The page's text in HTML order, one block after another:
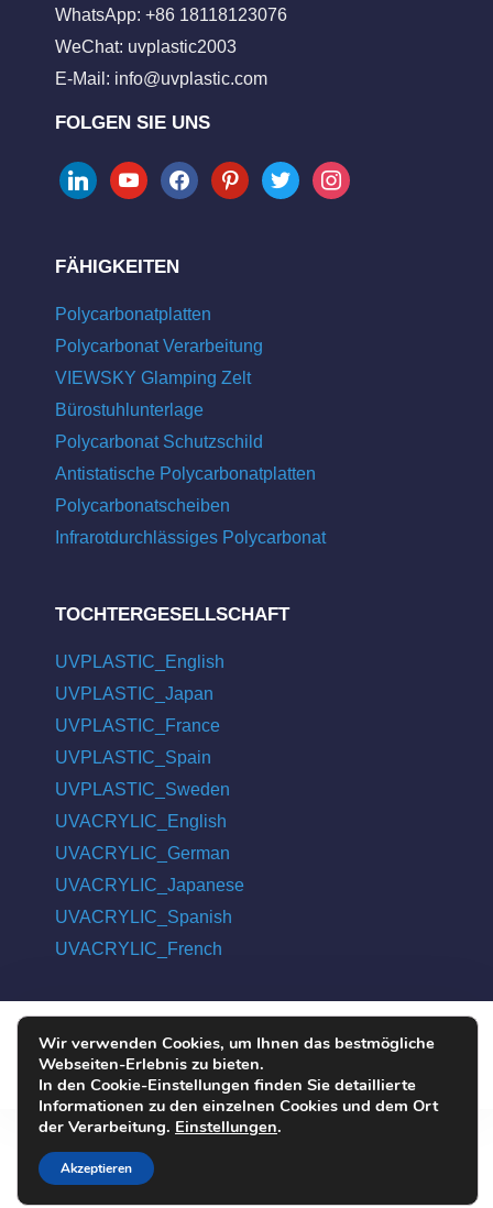
WhatsApp: +86 18118123076
WeChat: uvplastic2003
E-Mail: info@uvplastic.com
FOLGEN SIE UNS
linkedinyoutubefacebookpinteresttwitter instagram
FÄHIGKEITEN
Polycarbonatplatten
Polycarbonat Verarbeitung
VIEWSKY Glamping Zelt
Bürostuhlunterlage
Polycarbonat Schutzschild
Antistatische Polycarbonatplatten
Polycarbonatscheiben
Infrarotdurchlässiges Polycarbonat
TOCHTERGESELLSCHAFT
UVPLASTIC_English
UVPLASTIC_Japan
UVPLASTIC_France
UVPLASTIC_Spain
UVPLASTIC_Sweden
UVACRYLIC_English
UVACRYLIC_German
UVACRYLIC_Japanese
UVACRYLIC_Spanish
UVACRYLIC_French
COPYRIGHT © 2004 - 2026 UVPLASTIC MATERIAL TECHNOLOGY
CO., LTD. ALL RIGHTS RESERVED
Wir verwenden Cookies, um Ihnen das bestmögliche
Webseiten-Erlebnis zu bieten.
In den Cookie-Einstellungen finden Sie detaillierte
Informationen zu den einzelnen Cookies und dem Ort
der Verarbeitung. Einstellungen.
Akzeptieren